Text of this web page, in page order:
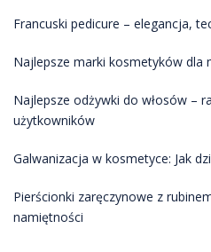
Francuski pedicure – elegancja,
Najlepsze marki kosmetyków dla
Najlepsze odżywki do włosów –
użytkowników
Galwanizacja w kosmetyce: Jak
Pierścionki zaręczynowe z
namiętności